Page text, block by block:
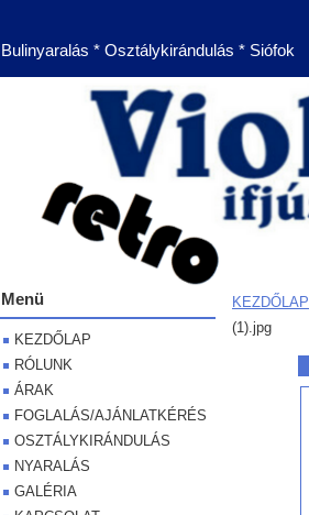
Bulinyaralás * Osztálykirándulás * Siófok
KEZDŐLAP
(1).jpg
Menü
KEZDŐLAP
RÓLUNK
ÁRAK
FOGLALÁS/AJÁNLATKÉRÉS
OSZTÁLYKIRÁNDULÁS
NYARALÁS
GALÉRIA